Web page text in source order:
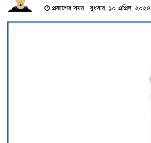
প্রকাশের সময় : বুধবার, ১০ এপ্রিল, ২০২৪